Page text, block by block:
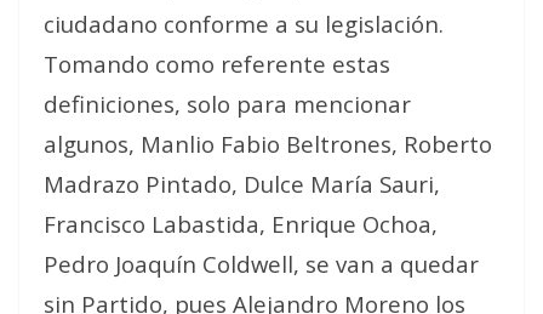
ciudadano conforme a su legislación.
Tomando como referente estas
definiciones, solo para mencionar
algunos, Manlio Fabio Beltrones, Roberto
Madrazo Pintado, Dulce María Sauri,
Francisco Labastida, Enrique Ochoa,
Pedro Joaquín Coldwell, se van a quedar
sin Partido, pues Alejandro Moreno los